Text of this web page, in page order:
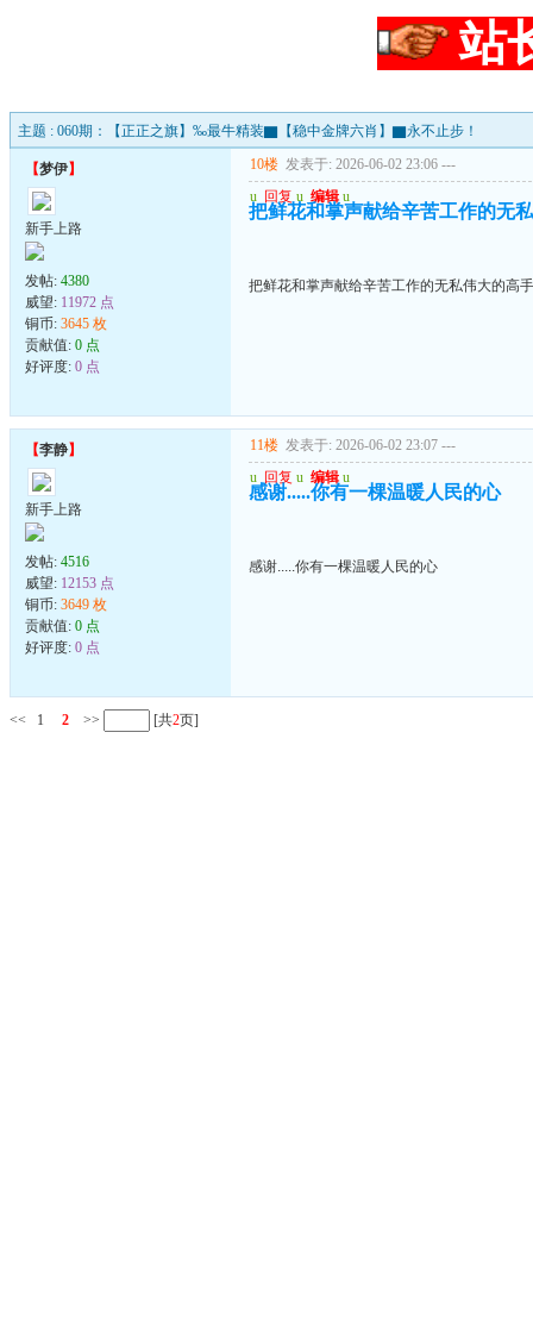
站
主题 : 060期：【正正之旗】‰最牛精装▇【稳中金牌六肖】▇永不止步！
【梦伊】
新手上路
发帖: 4380
威望: 11972 点
铜币: 3645 枚
贡献值: 0 点
好评度: 0 点
10楼 发表于: 2026-06-02 23:06 ---
u 回复 u 编辑 u
把鲜花和掌声献给辛苦工作的无
把鲜花和掌声献给辛苦工作的无私伟大的高
【李静】
新手上路
发帖: 4516
威望: 12153 点
铜币: 3649 枚
贡献值: 0 点
好评度: 0 点
11楼 发表于: 2026-06-02 23:07 ---
u 回复 u 编辑 u
感谢.....你有一棵温暖人民的心
感谢.....你有一棵温暖人民的心
<< 1 2 >> [共2页]